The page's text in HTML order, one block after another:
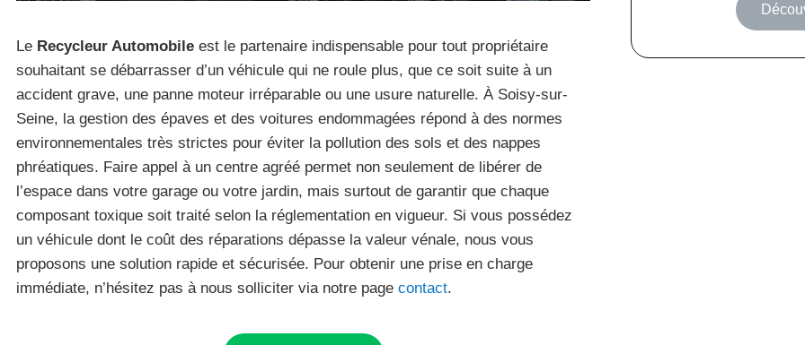
Le Recycleur Automobile est le partenaire indispensable pour tout propriétaire
souhaitant se débarrasser d’un véhicule qui ne roule plus, que ce soit suite à un
accident grave, une panne moteur irréparable ou une usure naturelle. À Soisy-sur-
Seine, la gestion des épaves et des voitures endommagées répond à des normes
environnementales très strictes pour éviter la pollution des sols et des nappes
phréatiques. Faire appel à un centre agréé permet non seulement de libérer de
l’espace dans votre garage ou votre jardin, mais surtout de garantir que chaque
composant toxique soit traité selon la réglementation en vigueur. Si vous possédez
un véhicule dont le coût des réparations dépasse la valeur vénale, nous vous
proposons une solution rapide et sécurisée. Pour obtenir une prise en charge
immédiate, n’hésitez pas à nous solliciter via notre page contact.